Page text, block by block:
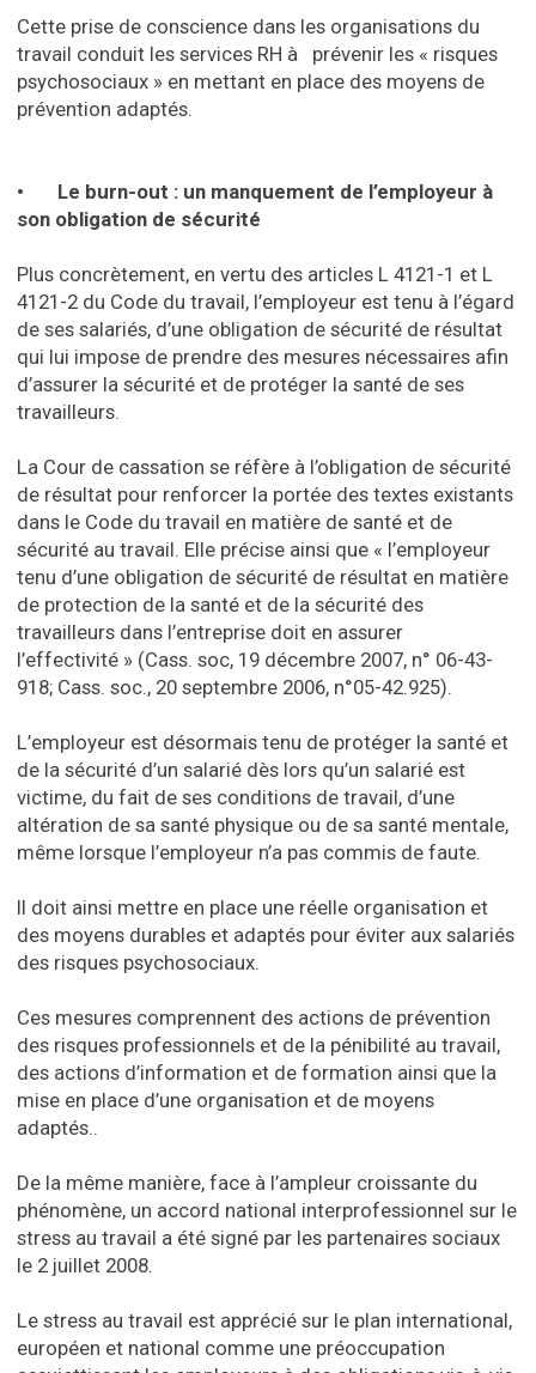
Cette prise de conscience dans les organisations du
travail conduit les services RH à prévenir les « risques
psychosociaux » en mettant en place des moyens de
prévention adaptés.
• Le burn-out : un manquement de l’employeur à
son obligation de sécurité
Plus concrètement, en vertu des articles L 4121-1 et L
4121-2 du Code du travail, l’employeur est tenu à l’égard
de ses salariés, d’une obligation de sécurité de résultat
qui lui impose de prendre des mesures nécessaires afin
d’assurer la sécurité et de protéger la santé de ses
travailleurs.
La Cour de cassation se réfère à l’obligation de sécurité
de résultat pour renforcer la portée des textes existants
dans le Code du travail en matière de santé et de
sécurité au travail. Elle précise ainsi que « l’employeur
tenu d’une obligation de sécurité de résultat en matière
de protection de la santé et de la sécurité des
travailleurs dans l’entreprise doit en assurer
l’effectivité » (Cass. soc, 19 décembre 2007, n° 06-43-
918; Cass. soc., 20 septembre 2006, n°05-42.925).
L’employeur est désormais tenu de protéger la santé et
de la sécurité d’un salarié dès lors qu’un salarié est
victime, du fait de ses conditions de travail, d’une
altération de sa santé physique ou de sa santé mentale,
même lorsque l’employeur n’a pas commis de faute.
Il doit ainsi mettre en place une réelle organisation et
des moyens durables et adaptés pour éviter aux salariés
des risques psychosociaux.
Ces mesures comprennent des actions de prévention
des risques professionnels et de la pénibilité au travail,
des actions d’information et de formation ainsi que la
mise en place d’une organisation et de moyens
adaptés..
De la même manière, face à l’ampleur croissante du
phénomène, un accord national interprofessionnel sur le
stress au travail a été signé par les partenaires sociaux
le 2 juillet 2008.
Le stress au travail est apprécié sur le plan international,
européen et national comme une préoccupation